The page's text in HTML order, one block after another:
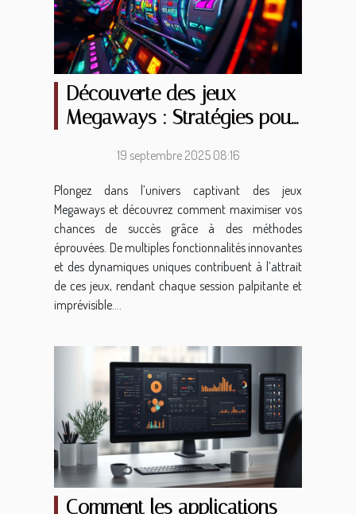
Découverte des jeux
Megaways : Stratégies pour
19 septembre 2025 08:16
Plongez dans l’univers captivant des jeux
Megaways et découvrez comment maximiser vos
chances de succès grâce à des méthodes
éprouvées. De multiples fonctionnalités innovantes
et des dynamiques uniques contribuent à l’attrait
de ces jeux, rendant chaque session palpitante et
imprévisible....
Comment les applications